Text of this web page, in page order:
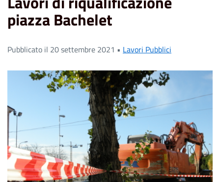
piazza Bachelet
Pubblicato il 20 settembre 2021 • Lavori Pubblici